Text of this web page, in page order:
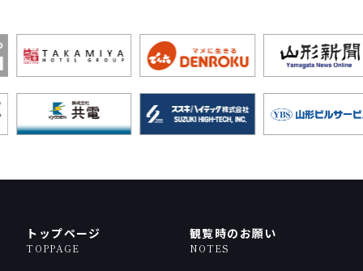
トップページ
TOPPAGE
観覧時のお願い
NOTES